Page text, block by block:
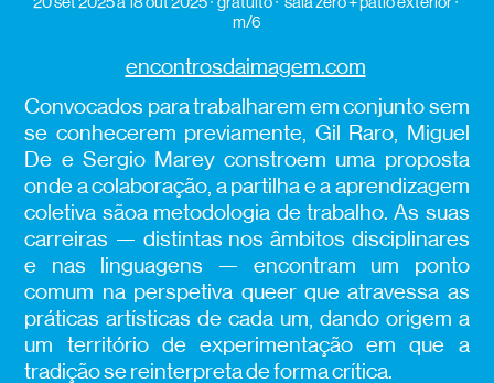
m/6
encontrosdaimagem.com
Convocados para trabalharem em conjunto sem
se conhecerem previamente, Gil Raro, Miguel
De e Sergio Marey constroem uma proposta
onde a colaboração, a partilha e a aprendizagem
coletiva sãoa metodologia de trabalho. As suas
carreiras — distintas nos âmbitos disciplinares
e nas linguagens — encontram um ponto
comum na perspetiva queer que atravessa as
práticas artísticas de cada um, dando origem a
um território de experimentação em que a
tradição se reinterpreta de forma crítica.